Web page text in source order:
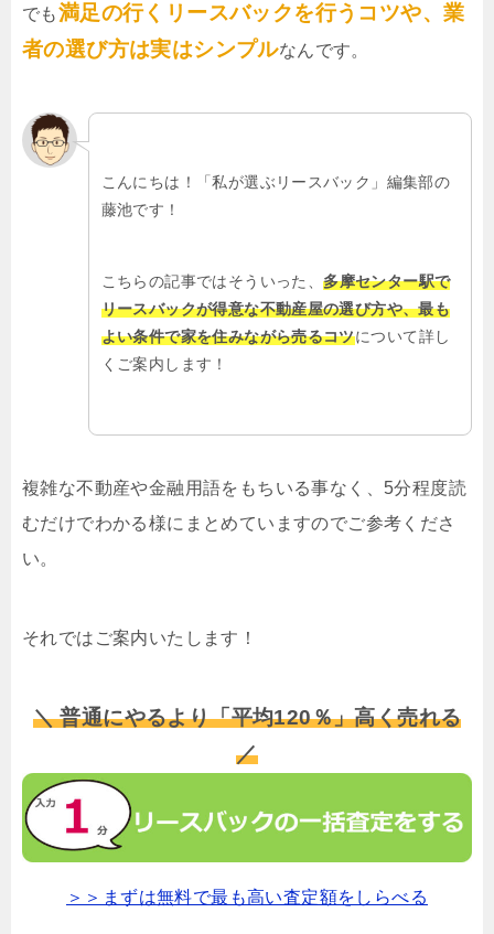
でも満足の行くリースバックを行うコツや、業
者の選び方は実はシンプルなんです。
こんにちは！「私が選ぶリースバック」編集部の
藤池です！
こちらの記事ではそういった、多摩センター駅で
リースバックが得意な不動産屋の選び方や、最も
よい条件で家を住みながら売るコツについて詳し
くご案内します！
複雑な不動産や金融用語をもちいる事なく、5分程度読
むだけでわかる様にまとめていますのでご参考くださ
い。
それではご案内いたします！
＼ 普通にやるより「平均120％」高く売れる
／
＞＞まずは無料で最も高い査定額をしらべる